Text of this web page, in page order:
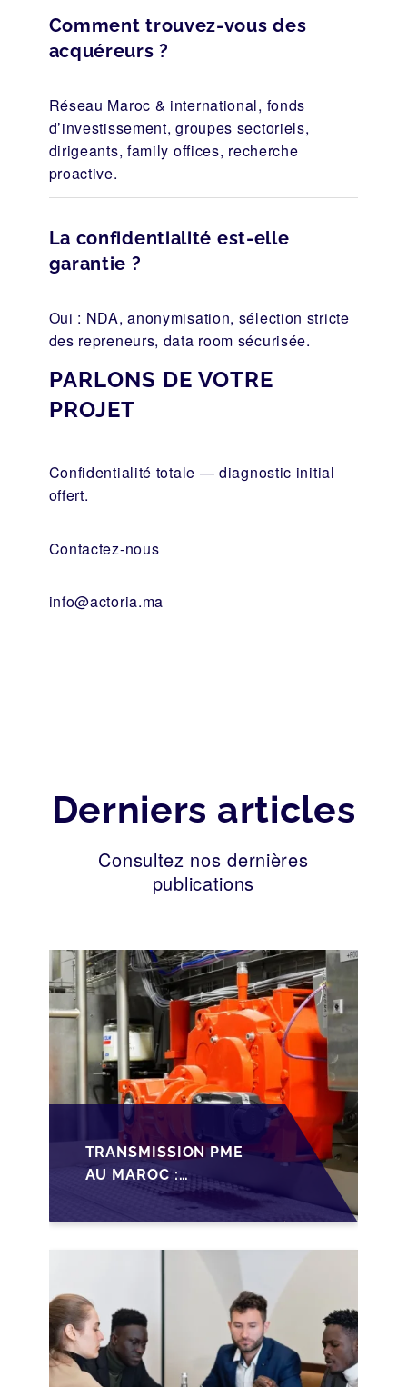
Comment trouvez-vous des
acquéreurs ?
Réseau Maroc & international, fonds
d’investissement, groupes sectoriels,
dirigeants, family offices, recherche
proactive.
La confidentialité est-elle
garantie ?
Oui : NDA, anonymisation, sélection stricte
des repreneurs, data room sécurisée.
PARLONS DE VOTRE
PROJET
Confidentialité totale — diagnostic initial
offert.
Contactez-nous
info@actoria.ma
Derniers articles
Consultez nos dernières
publications
TRANSMISSION PME
AU MAROC :
PRÉPARATIONS CLÉS
POUR LES